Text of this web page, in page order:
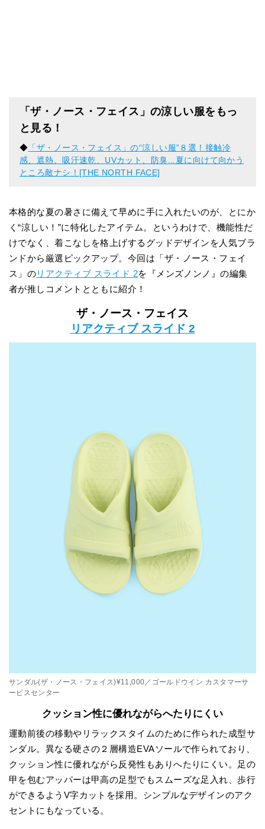
「ザ・ノース・フェイス」の涼しい服をもっ
と見る！
◆ 「ザ・ノース・フェイス」の“涼しい服”８選！接触冷
感、遮熱、吸汗速乾、UVカット、防臭...夏に向けて向かう
ところ敵ナシ！[THE NORTH FACE]
本格的な夏の暑さに備えて早めに手に入れたいのが、とにか
く“涼しい！”に特化したアイテム。というわけで、機能性だ
けでなく、着こなしを格上げするグッドデザインを人気ブラ
ンドから厳選ピックアップ。今回は「ザ・ノース・フェイ
ス」のリアクティブ スライド 2を『メンズノンノ』の編集
者が推しコメントとともに紹介！
ザ・ノース・フェイス
リアクティブ スライド 2
サンダル(ザ・ノース・フェイス)¥11,000／ゴールドウイン カスタマーサ
ービスセンター
クッション性に優れながらへたりにくい
運動前後の移動やリラックスタイムのために作られた成型サ
ンダル。異なる硬さの２層構造EVAソールで作られており、
クッション性に優れながら反発性もありへたりにくい。足の
甲を包むアッパーは甲高の足型でもスムーズな足入れ、歩行
ができるようV字カットを採用。シンプルなデザインのアク
セントにもなっている。